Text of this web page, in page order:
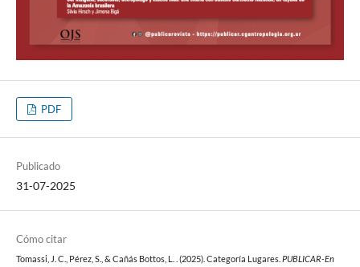
PDF
Publicado
31-07-2025
Cómo citar
Tomassi, J. C., Pérez, S., & Cañás Bottos, L. . (2025). Categoría Lugares. PUBLICAR-En